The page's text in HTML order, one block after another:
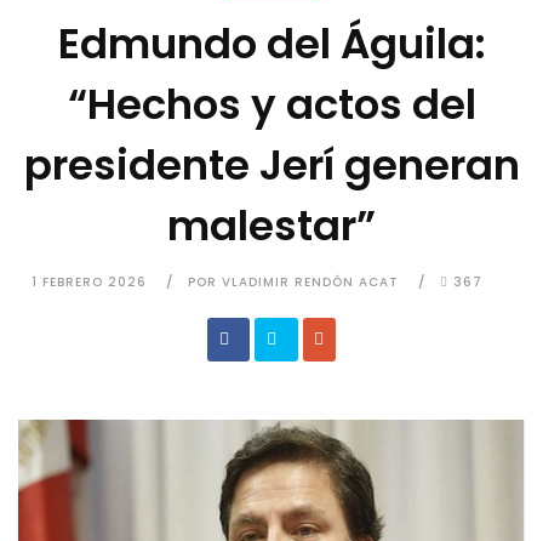
Edmundo del Águila:
“Hechos y actos del
presidente Jerí generan
malestar”
1 FEBRERO 2026 POR VLADIMIR RENDÓN ACAT 367